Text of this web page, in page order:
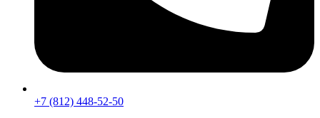
+7 (812) 448-52-50